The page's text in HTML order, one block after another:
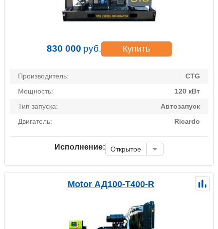
830 000 руб. Купить
Производитель:
CTG
Мощность:
120 кВт
Тип запуска:
Автозапуск
Двигатель:
Ricardo
Исполнение: Открытое
Motor АД100-Т400-R